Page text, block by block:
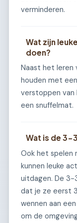
verminderen.
Wat zijn
doen?
Naast het leren
houden met
verstoppen van
een snuffelmat.
Wat is de 3-
Ook het spelen
kunnen leuke
uitdagen. De
dat je ze eerst
wennen aan
om de